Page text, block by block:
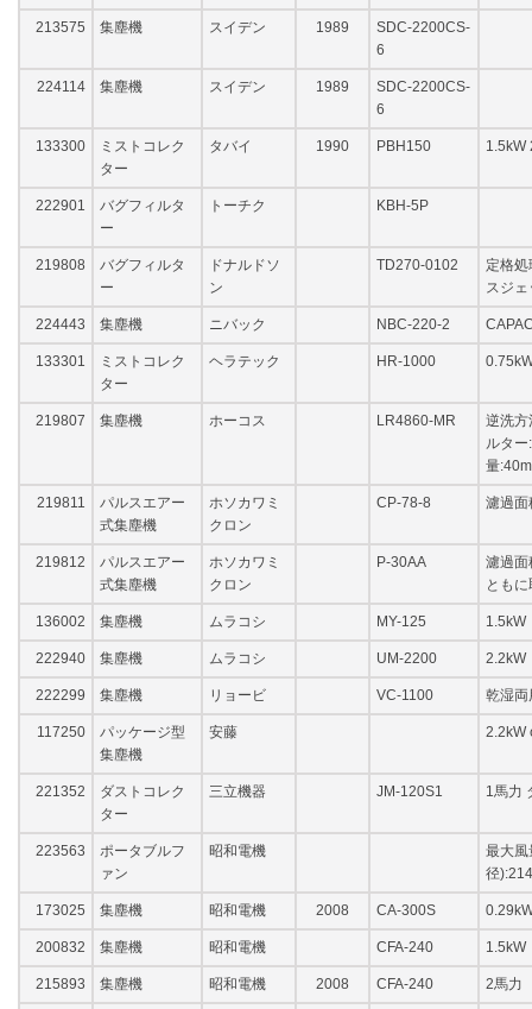
213575 集塵機 スイデン 1989
SDC-2200CS-
6
224114 集塵機 スイデン 1989
SDC-2200CS-
6
133300
ミストコレク
ター
タバイ 1990 PBH150 1.5kW
222901
バグフィルタ
ー
トーチク KBH-5P
219808
バグフィルタ
ー
ドナルドソ
ン
TD270-0102
定格
スジェ
224443 集塵機 ニバック NBC-220-2
133301
ミストコレク
ター
ヘラテック HR-1000
219807 集塵機 ホーコス LR4860-MR
逆洗方
ルタ
量
219811
パルスエアー
式集塵機
ホソカワミ
クロン
CP-78-8 濾過面
219812
パルスエアー
式集塵機
ホソカワミ
クロン
P-30AA
濾過面
とも
136002 集塵機 ムラコシ MY-125 1.5kW
222940 集塵機 ムラコシ UM-2200 2.2kW
222299 集塵機 リョービ VC-1100 乾湿両
117250
パッケージ型
集塵機
安藤 2.2kW
221352
ダストコレク
ター
三立機器 JM-120S1 1馬力
223563
ポータブルフ
ァン
昭和電機
最大風
径
173025 集塵機 昭和電機 2008 CA-300S
200832 集塵機 昭和電機 CFA-240 1.5kW
215893 集塵機 昭和電機 2008 CFA-240 2馬力